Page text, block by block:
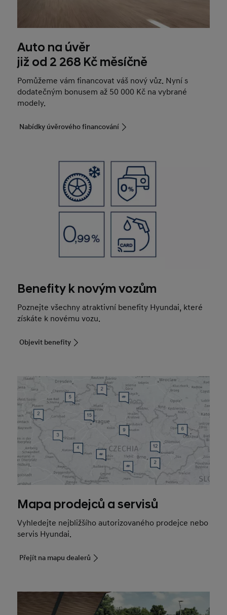
Auto na úvěr
již od 2 268 Kč měsíčně
Pomůžeme vám financovat váš nový vůz. Nyní s
dodatečným bonusem až 50 000 Kč na vybrané
modely.
Nabídky úvěrového financování
Benefity k novým vozům
Poznejte všechny atraktivní benefity Hyundai, které
získáte k novému vozu.
Objevit benefity
Mapa prodejců a servisů
Vyhledejte nejbližšího autorizovaného prodejce nebo
servis Hyundai.
Přejít na mapu dealerů